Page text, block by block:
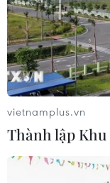
vietnamplus.vn
Thành lập